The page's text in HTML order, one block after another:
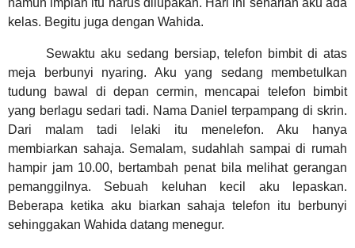
namun impian itu harus dilupakan. Hari ini seharian aku ada
kelas. Begitu juga dengan Wahida.
Sewaktu aku sedang bersiap, telefon bimbit di atas
meja berbunyi nyaring. Aku yang sedang membetulkan
tudung bawal di depan cermin, mencapai telefon bimbit
yang berlagu sedari tadi. Nama Daniel terpampang di skrin.
Dari malam tadi lelaki itu menelefon. Aku hanya
membiarkan sahaja. Semalam, sudahlah sampai di rumah
hampir jam 10.00, bertambah penat bila melihat gerangan
pemanggilnya. Sebuah keluhan kecil aku lepaskan.
Beberapa ketika aku biarkan sahaja telefon itu berbunyi
sehinggakan Wahida datang menegur.